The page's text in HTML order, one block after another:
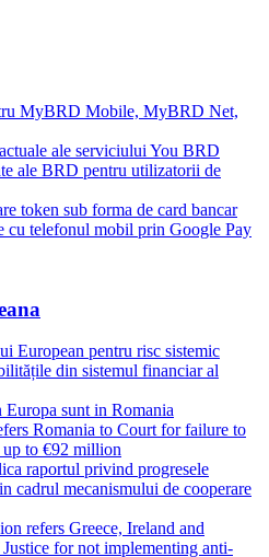
MyBRD Mobile, MyBRD Net,
ale serviciului You BRD
ale BRD pentru utilizatorii de
token sub forma de card bancar
cu telefonul mobil prin Google Pay
European pentru risc sistemic
din sistemul financiar al
sunt in Romania
Romania to Court for failure to
to €92 million
raportul privind progresele
cadrul mecanismului de cooperare
refers Greece, Ireland and
for not implementing anti-